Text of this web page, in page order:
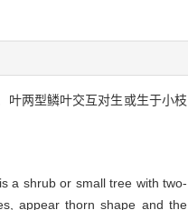
叶两型鳞叶交互对生或生于小枝
a shrub or small tree with two-
appear thorn shape and the